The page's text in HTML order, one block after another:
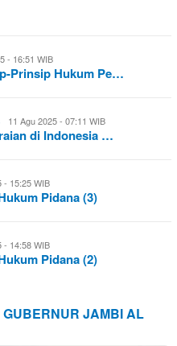
- 16:51 WIB
Prinsip Hukum Pe…
11 Agu 2025 - 07:11 WIB
di Indonesia …
- 15:25 WIB
Pidana (3)
- 14:58 WIB
Pidana (2)
JAMBI AL